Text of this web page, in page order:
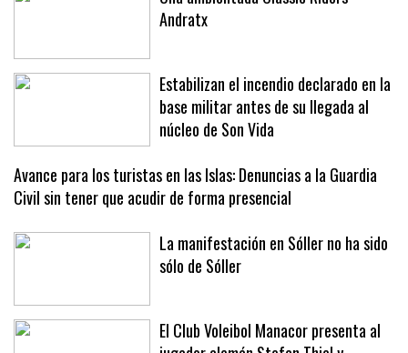
Una ambientada Classic Riders
Estabilizan el incendio declarado en la
base militar antes de su llegada al
núcleo de Son Vida
Avance para los turistas en las Islas: Denuncias a la Guardia
Civil sin tener que acudir de forma presencial
La manifestación en Sóller no ha sido